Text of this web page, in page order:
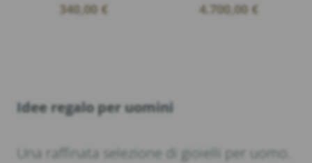
340,00 € 4.700,00 €
Idee regalo per uomini
Una raffinata selezione di gioielli per uomo.